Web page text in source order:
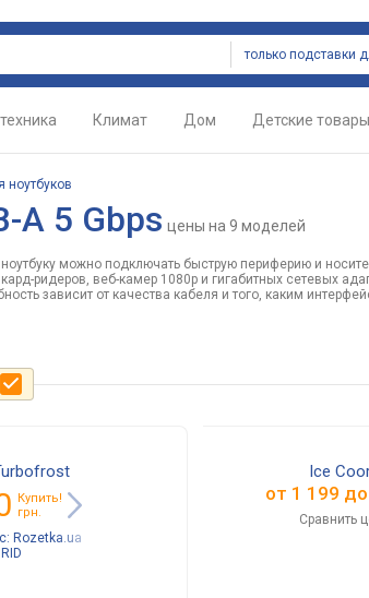
Климат Дом Детские товары
ноутбуков
A 5 Gbps цены на 9 моделей
можно подключать быструю периферию и
ридеров, веб-камер 1080p и гигабитных сетевых
зависит от качества кабеля и того, каким
Купить!
грн.
Rozetka.ua
RID
Ice
от 1 199 до
Сравнить